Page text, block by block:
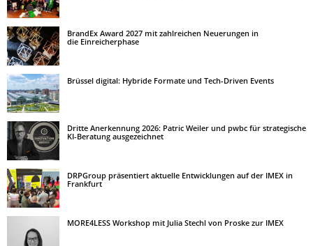
BrandEx Award 2027 mit zahlreichen Neuerungen in
die Einreicherphase
Brüssel digital: Hybride Formate und Tech-Driven Events
Dritte Anerkennung 2026: Patric Weiler und pwbc für strategische
KI-Beratung ausgezeichnet
DRPGroup präsentiert aktuelle Entwicklungen auf der IMEX in
Frankfurt
MORE4LESS Workshop mit Julia Stechl von Proske zur IMEX